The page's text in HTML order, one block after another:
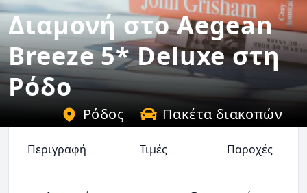
Διαμονή στο Aegean
Breeze 5* Deluxe στη
Ρόδο
Ρόδος Πακέτα διακοπών
Περιγραφή Τιμές Παροχές